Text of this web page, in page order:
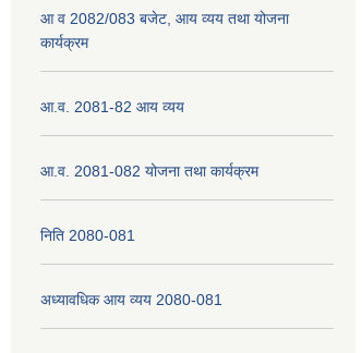
आ व 2082/083 बजेट, आय व्यय तथा योजना
कार्यक्रम
आ.व. 2081-82 आय व्यय
आ.व. 2081-082 योजना तथा कार्यक्रम
निति 2080-081
अध्यावधिक आय व्यय 2080-081